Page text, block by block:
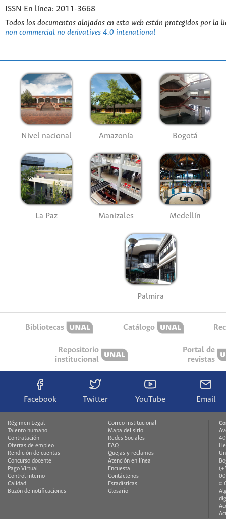
ISSN En línea: 2011-3668
Todos los documentos alojados en esta web están protegidos por la
non commercial no derivatives 4.0 intenational
Nivel nacional Amazonía Bogotá
La Paz Manizales Medellín
Palmira
Bibliotecas Catálogo
Repositorio
institucional
Portal de
revistas
Facebook Twitter YouTube Email
Régimen Legal
Talento humano
Contratación
Ofertas de empleo
Rendición de cuentas
Concurso docente
Pago Virtual
Control interno
Calidad
Buzón de notificaciones
Correo institucional
Mapa del sitio
Redes Sociales
FAQ
Quejas y reclamos
Atención en línea
Encuesta
Contáctenos
Estadísticas
Glosario
©